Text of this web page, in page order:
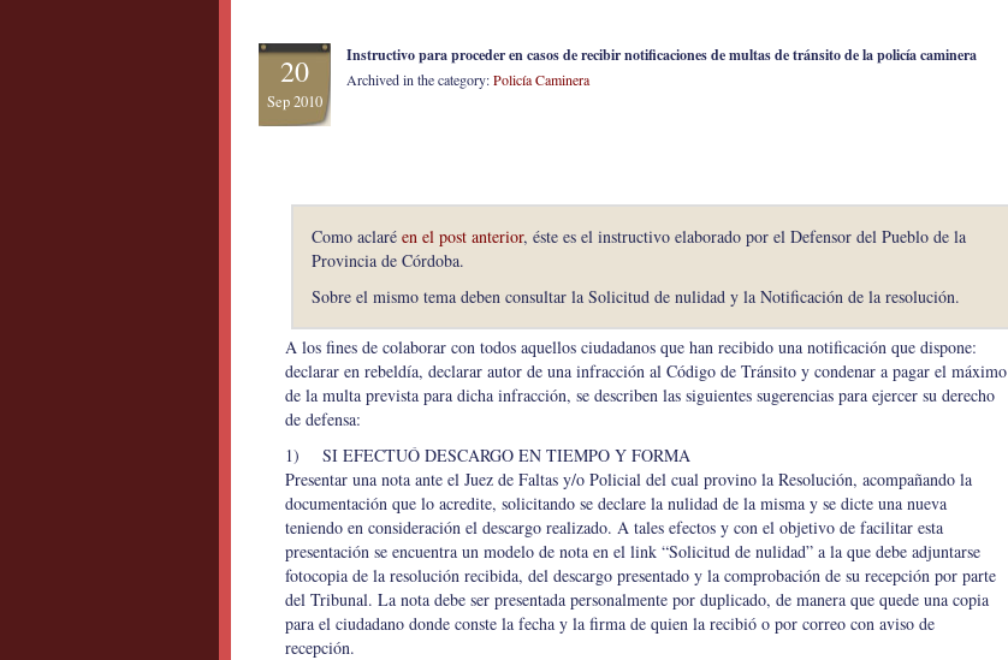
20
Sep 2010
Instructivo para proceder en casos de recibir notificaciones de multas de tránsito de la policía caminera
Archived in the category:Policía Caminera
Como aclaré en el post anterior, éste es el instructivo elaborado por el Defensor del Pueblo de la
Provincia de Córdoba.
Sobre el mismo tema deben consultar la Solicitud de nulidad y la Notificación de la resolución.
A los fines de colaborar con todos aquellos ciudadanos que han recibido una notificación que dispone:
declarar en rebeldía, declarar autor de una infracción al Código de Tránsito y condenar a pagar el máximo
de la multa prevista para dicha infracción, se describen las siguientes sugerencias para ejercer su derecho
de defensa:
1) SI EFECTUÓ DESCARGO EN TIEMPO Y FORMA
Presentar una nota ante el Juez de Faltas y/o Policial del cual provino la Resolución, acompañando la
documentación que lo acredite, solicitando se declare la nulidad de la misma y se dicte una nueva
teniendo en consideración el descargo realizado. A tales efectos y con el objetivo de facilitar esta
presentación se encuentra un modelo de nota en el link “Solicitud de nulidad” a la que debe adjuntarse
fotocopia de la resolución recibida, del descargo presentado y la comprobación de su recepción por parte
del Tribunal. La nota debe ser presentada personalmente por duplicado, de manera que quede una copia
para el ciudadano donde conste la fecha y la firma de quien la recibió o por correo con aviso de
recepción.